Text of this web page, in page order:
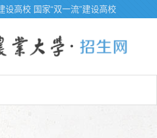
设高校 国家“双一流”建设高校